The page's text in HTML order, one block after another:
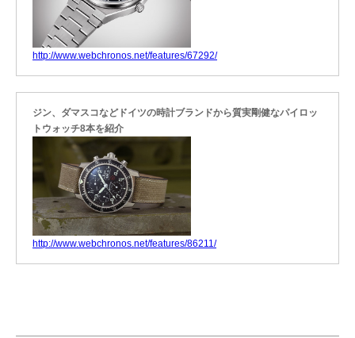
http://www.webchronos.net/features/67292/
ジン、ダマスコなどドイツの時計ブランドから質実剛健なパイロッ
トウォッチ8本を紹介
http://www.webchronos.net/features/86211/